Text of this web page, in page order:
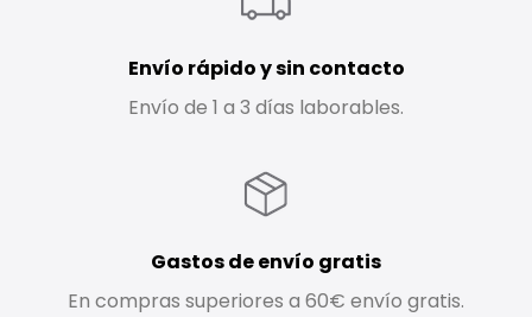
Envío rápido y sin contacto
Envío de 1 a 3 días laborables.
Gastos de envío gratis
En compras superiores a 60€ envío gratis.